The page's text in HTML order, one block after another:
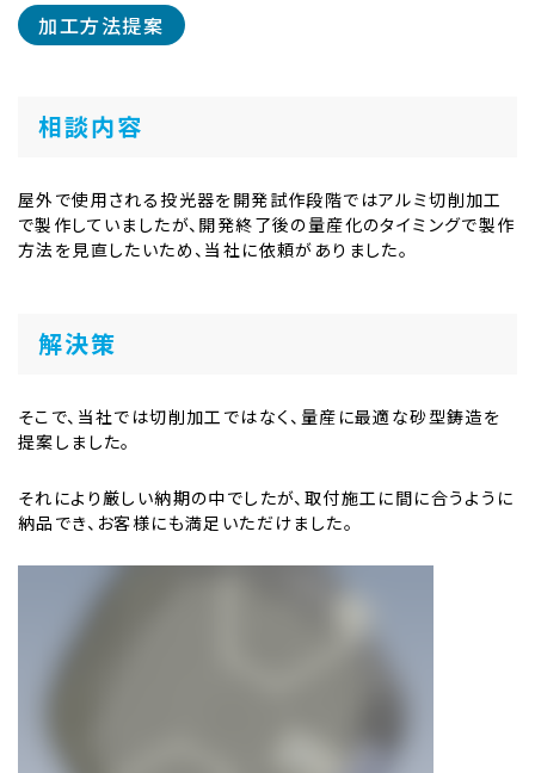
加工方法提案
相談内容
屋外で使用される投光器を開発試作段階ではアルミ切削加工
で製作していましたが、開発終了後の量産化のタイミングで製作
方法を見直したいため、当社に依頼がありました。
解決策
そこで、当社では切削加工ではなく、量産に最適な砂型鋳造を
提案しました。
それにより厳しい納期の中でしたが、取付施工に間に合うように
納品でき、お客様にも満足いただけました。